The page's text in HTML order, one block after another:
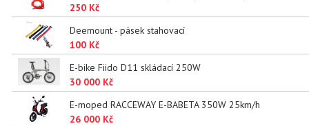
250 Kč
Deemount - pásek stahovací
100 Kč
E-bike Fiido D11 skládací 250W
30 000 Kč
E-moped RACCEWAY E-BABETA 350W 25km/h
26 000 Kč